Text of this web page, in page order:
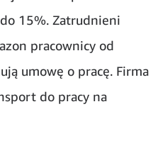
15%. Zatrudnieni
pracownicy od
umowę o pracę. Firma
do pracy na